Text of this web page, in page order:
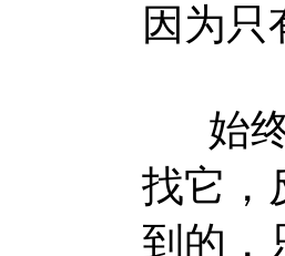
因为
始终
找它，
到的，